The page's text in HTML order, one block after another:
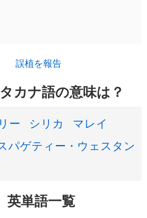
誤植を報告
カナ語の意味は？
ー シリカ
マレイ
パゲティー・ウェスタン
英単語一覧